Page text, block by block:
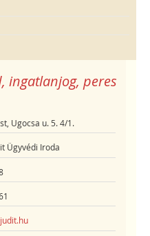
ingatlanjog, peres
Ugocsa u. 5. 4/1.
Ügyvédi Iroda